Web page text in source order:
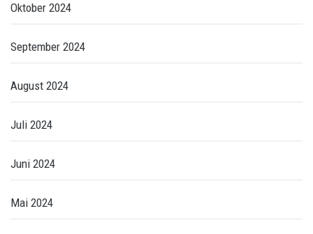
Oktober 2024
September 2024
August 2024
Juli 2024
Juni 2024
Mai 2024